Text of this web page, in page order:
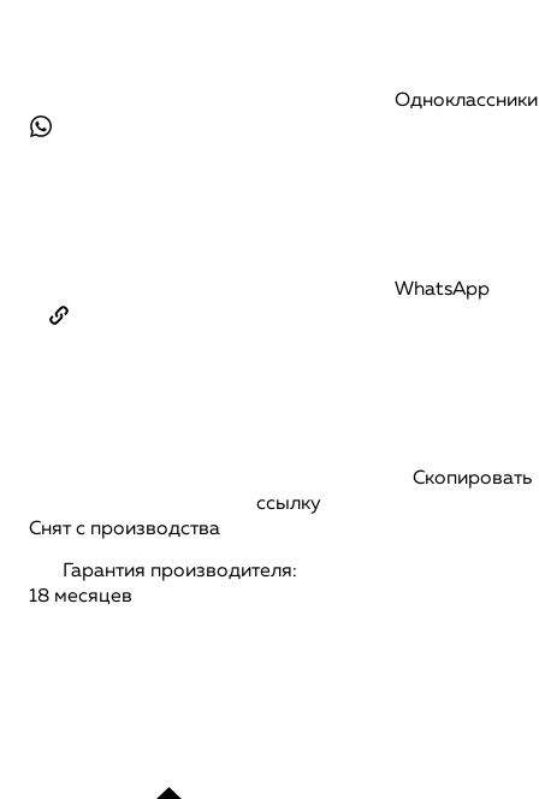
Одноклассники
WhatsApp
Скопировать
ссылку
Снят с производства
Гарантия производителя:
18 месяцев